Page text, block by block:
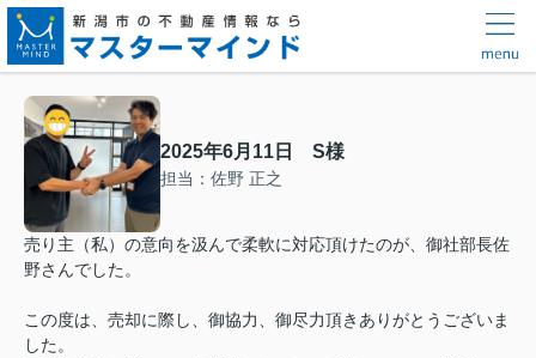
2025年6月11日 S様
担当：佐野 正之
売り主（私）の意向を汲んで柔軟に対応頂けたのが、御社部長佐
野さんでした。
この度は、売却に際し、御協力、御尽力頂きありがとうございま
した。